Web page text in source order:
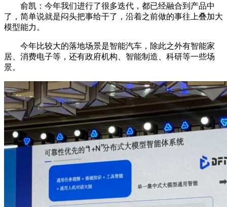
俞凯：今年我们进行了很多迭代，都已经融合到产品中
了，简单说就是闷头把事给干了，沿着之前做的事往上叠加大
模型能力。
今年比较大的落地场景是智能汽车，除此之外有智能家
居、消费电子等，还有政府机构、智能制造、科研等一些场
景。